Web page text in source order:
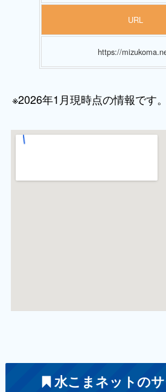
URL
https://
※2026年1月現時点の情報です。
水こまネットの